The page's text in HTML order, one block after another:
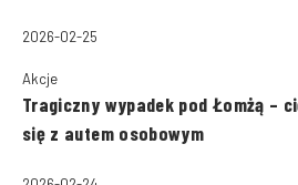
2026-02-25
Akcje
Tragiczny wypadek pod Łomżą –
się z autem osobowym